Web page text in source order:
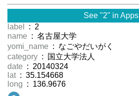
See "2" in Apps
label
: 2
name : 名古屋大学
yomi_name : なごやだいがく
category : 国立大学法人
date : 20140324
lat : 35.154668
long : 136.9676